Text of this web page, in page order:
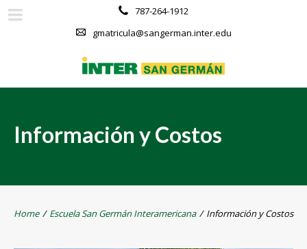
787-264-1912
gmatricula@sangerman.inter.edu
Información y Costos
Home / Escuela San Germán Interamericana / Información y Costos